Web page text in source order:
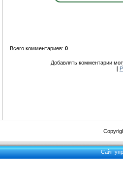
Всего комментариев: 0
Добавлять комментарии
[
Сайт